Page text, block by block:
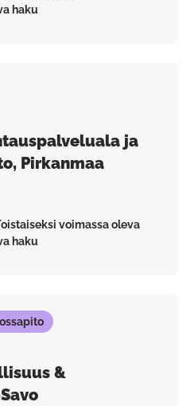
haku
ja
Pirkanmaa
voimassa oleva
haku
&